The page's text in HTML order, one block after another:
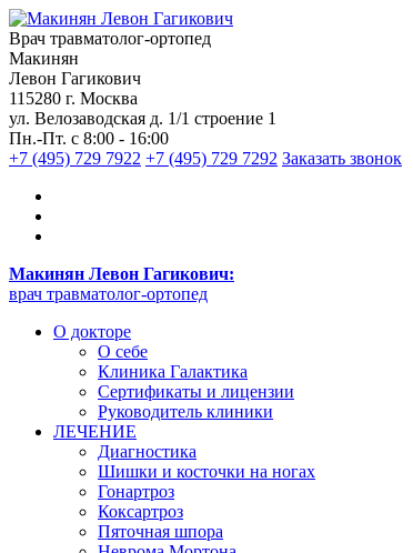
Врач травматолог-ортопед
Макинян
Левон Гагикович
115280 г. Москва
ул. Велозаводская д. 1/1 строение 1
Пн.-Пт. с 8:00 - 16:00
+7 (495) 729 7922 +7 (495) 729 7292 Заказать звонок
Макинян Левон Гагикович:
врач травматолог-ортопед
О докторе
О себе
Клиника Галактика
Сертификаты и лицензии
Руководитель клиники
ЛЕЧЕНИЕ
Диагностика
Шишки и косточки на ногах
Гонартроз
Коксартроз
Пяточная шпора